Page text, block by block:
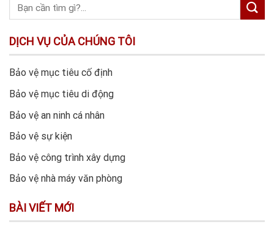
DỊCH VỤ CỦA CHÚNG TÔI
Bảo vệ mục tiêu cố định
Bảo vệ mục tiêu di động
Bảo vệ an ninh cá nhân
Bảo vệ sự kiện
Bảo vệ công trình xây dựng
Bảo vệ nhà máy văn phòng
BÀI VIẾT MỚI